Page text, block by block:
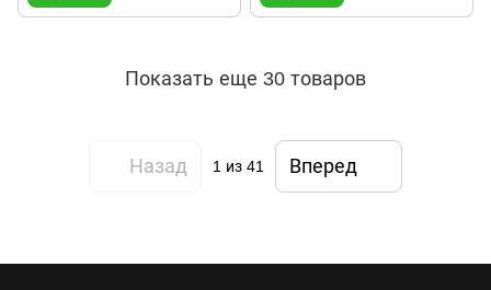
Показать еще 30 товаров
Назад 1 из 41 Вперед